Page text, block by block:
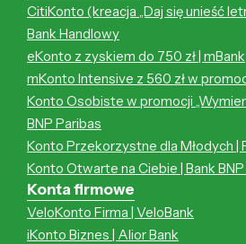
CitiKonto (kreacja „Daj się unieść
Bank Handlowy
eKonto z zyskiem do 750 zł | mBank
mKonto Intensive z 560 zł w
Konto Osobiste w promocji
BNP Paribas
Konto Przekorzystne dla Młodych |
Konto Otwarte na Ciebie | Bank
Konta firmowe
VeloKonto Firma | VeloBank
iKonto Biznes | Alior Bank